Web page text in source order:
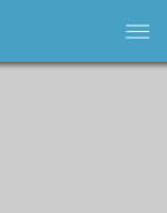
bars